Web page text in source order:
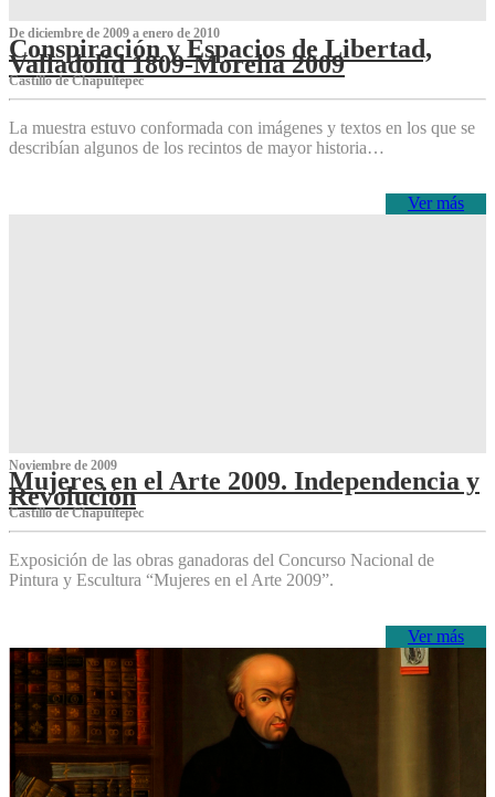
De diciembre de 2009 a enero de 2010
Conspiración y Espacios de Libertad,
Valladolid 1809-Morelia 2009
Castillo de Chapultepec
La muestra estuvo conformada con imágenes y textos en los que se
describían algunos de los recintos de mayor historia…
Ver más
Noviembre de 2009
Mujeres en el Arte 2009. Independencia y
Revolución
Castillo de Chapultepec
Exposición de las obras ganadoras del Concurso Nacional de
Pintura y Escultura “Mujeres en el Arte 2009”.
Ver más